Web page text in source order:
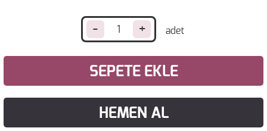
- +
SEPETE EKLE
HEMEN AL